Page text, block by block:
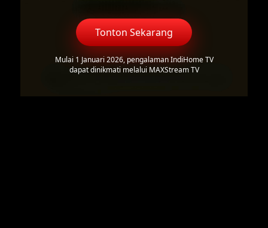
Tonton Sekarang
Mulai 1 Januari 2026, pengalaman IndiHome TV
dapat dinikmati melalui MAXStream TV